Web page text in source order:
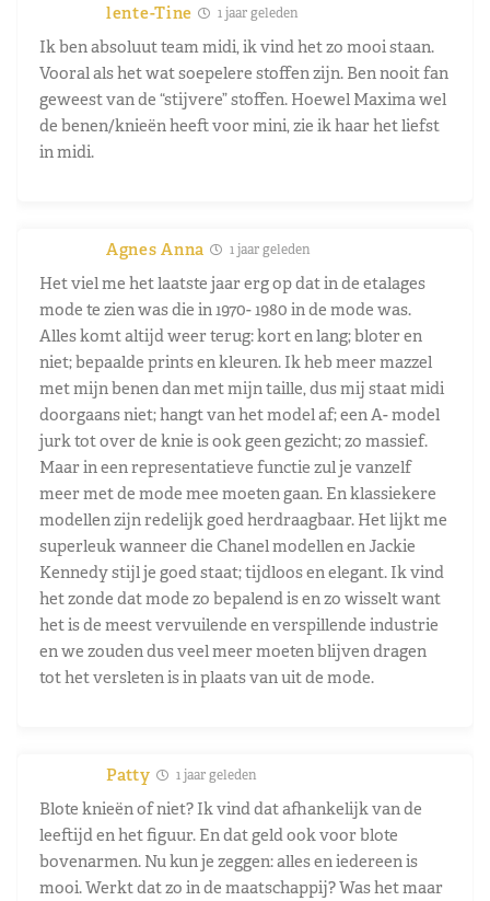
lente-Tine 1 jaar geleden
Ik ben absoluut team midi, ik vind het zo mooi staan.
Vooral als het wat soepelere stoffen zijn. Ben nooit fan
geweest van de “stijvere” stoffen. Hoewel Maxima wel
de benen/knieën heeft voor mini, zie ik haar het liefst
in midi.
Agnes Anna 1 jaar geleden
Het viel me het laatste jaar erg op dat in de etalages
mode te zien was die in 1970- 1980 in de mode was.
Alles komt altijd weer terug: kort en lang; bloter en
niet; bepaalde prints en kleuren. Ik heb meer mazzel
met mijn benen dan met mijn taille, dus mij staat midi
doorgaans niet; hangt van het model af; een A- model
jurk tot over de knie is ook geen gezicht; zo massief.
Maar in een representatieve functie zul je vanzelf
meer met de mode mee moeten gaan. En klassiekere
modellen zijn redelijk goed herdraagbaar. Het lijkt me
superleuk wanneer die Chanel modellen en Jackie
Kennedy stijl je goed staat; tijdloos en elegant. Ik vind
het zonde dat mode zo bepalend is en zo wisselt want
het is de meest vervuilende en verspillende industrie
en we zouden dus veel meer moeten blijven dragen
tot het versleten is in plaats van uit de mode.
Patty 1 jaar geleden
Blote knieën of niet? Ik vind dat afhankelijk van de
leeftijd en het figuur. En dat geld ook voor blote
bovenarmen. Nu kun je zeggen: alles en iedereen is
mooi. Werkt dat zo in de maatschappij? Was het maar